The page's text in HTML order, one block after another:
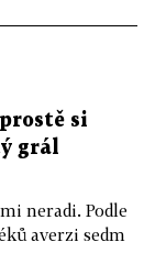
si
grál
neradi. Podle
averzi sedm